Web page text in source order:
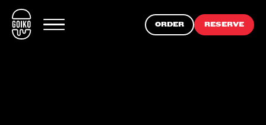
ORDER RESERVE